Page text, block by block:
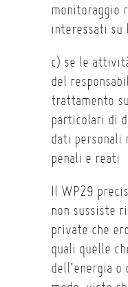
monitoraggio
interessati su
c) se le
del
trattamento
particolari di
dati personali
penali e reati
Il WP29
non sussiste
private che
quali quelle
dell’energia